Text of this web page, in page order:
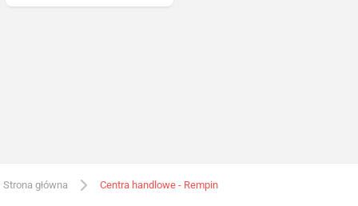
Strona główna Centra handlowe - Rempin